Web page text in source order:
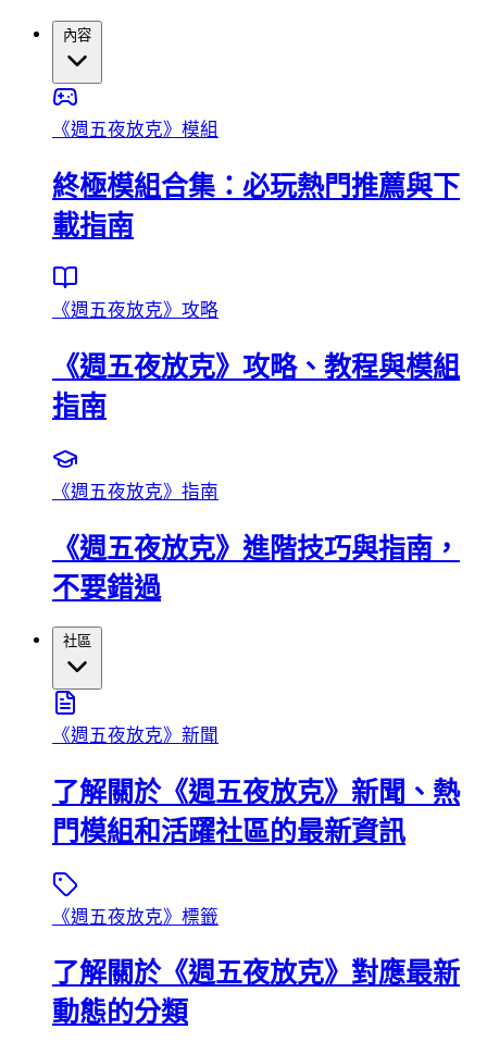
《週五夜放克》模組
終極模組合集：必玩熱門推薦與下
載指南
《週五夜放克》攻略
《週五夜放克》攻略、教程與模組
指南
《週五夜放克》指南
《週五夜放克》進階技巧與指南，
不要錯過
《週五夜放克》新聞
了解關於《週五夜放克》新聞、熱
門模組和活躍社區的最新資訊
《週五夜放克》標籤
了解關於《週五夜放克》對應最新
動態的分類